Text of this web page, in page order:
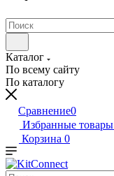
Каталог
По всему сайту
По каталогу
Сравнение0
Избранные товары
Корзина 0